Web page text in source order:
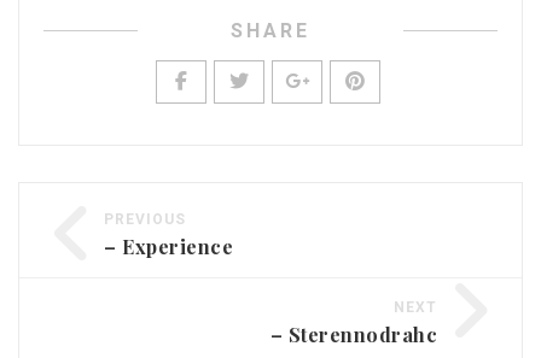
SHARE
PREVIOUS
– Experience
NEXT
– Sterennodrahc